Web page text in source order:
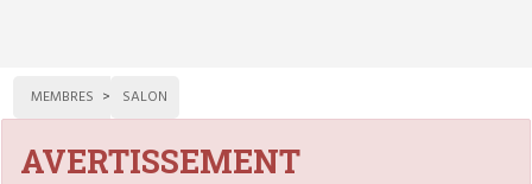
MEMBRES SALON
AVERTISSEMENT